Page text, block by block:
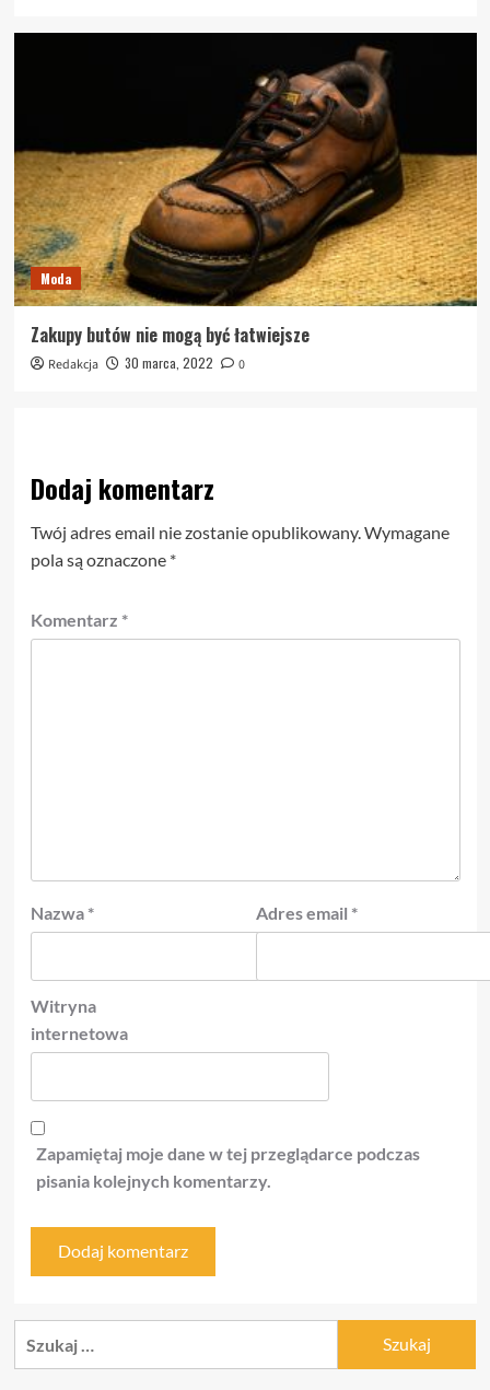
Moda
Zakupy butów nie mogą być łatwiejsze
Redakcja 30 marca, 2022 0
Dodaj komentarz
Twój adres email nie zostanie opublikowany. Wymagane
pola są oznaczone *
Komentarz *
Nazwa * Adres email *
Witryna
internetowa
Zapamiętaj moje dane w tej przeglądarce podczas
pisania kolejnych komentarzy.